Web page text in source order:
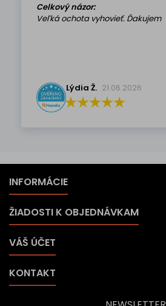
Celkový názor:
Veľká ochota vyhovieť. Ďakujem
Lýdia Ž. 21.06.2026
INFORMÁCIE
ŽIADOSTI K OBJEDNÁVKAM
VÁŠ ÚČET
KONTAKT